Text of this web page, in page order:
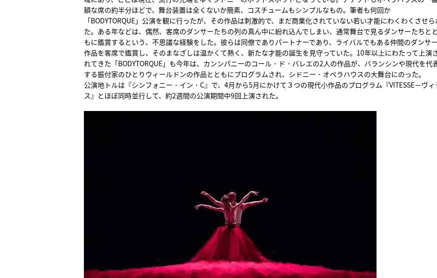
額な席の約半分ほどで、舞台装置は全くないか簡素、コスチュームもシンプルなもの。筆者も何回か
「BODYTORQUE」公演を観に行ったが、その作品は刺激的で、まだ商業化されていない若い才能にわくわくさせら
た。ある年などは、偶然、客席のダンサーたちの列の真ん中に紛れ込んでしまい、通常舞台で見るダンサーたちとと
もに鑑賞するという、不思議な経験をした。彼らは同僚でありパートナーであり、ライバルでもある仲間のダンサ
作品を客席で鑑賞し、そのまなざしは温かくて熱く、新たな才能の誕生を見守っていた。10年以上にわたって上演
れてきた「BODYTORQUE」も今年は、カンンパニーのコール・ド・バレエの2人の作品が、バランシンや現代を代
する振付家のひとりウィールドンの作品とともにプログラムされ、シドニー・オペラハウスの大舞台にのった。
公演地トルは『シンフォニー・イン・C』で、4月から5月にかけて３つの現代小作品のプログラム『VITESSE－ヴィ
ス』とほぼ同時並行して、約2週間の公演期間中9回上演された。